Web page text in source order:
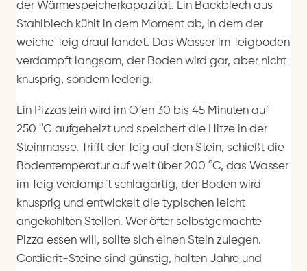
der Wärmespeicherkapazität. Ein Backblech aus
Stahlblech kühlt in dem Moment ab, in dem der
weiche Teig drauf landet. Das Wasser im Teigboden
verdampft langsam, der Boden wird gar, aber nicht
knusprig, sondern lederig.
Ein Pizzastein wird im Ofen 30 bis 45 Minuten auf
250 °C aufgeheizt und speichert die Hitze in der
Steinmasse. Trifft der Teig auf den Stein, schießt die
Bodentemperatur auf weit über 200 °C, das Wasser
im Teig verdampft schlagartig, der Boden wird
knusprig und entwickelt die typischen leicht
angekohlten Stellen. Wer öfter selbstgemachte
Pizza essen will, sollte sich einen Stein zulegen.
Cordierit-Steine sind günstig, halten Jahre und